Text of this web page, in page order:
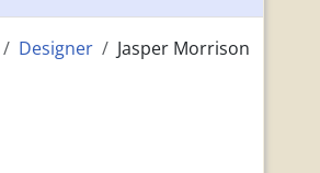
Designer Jasper Morrison